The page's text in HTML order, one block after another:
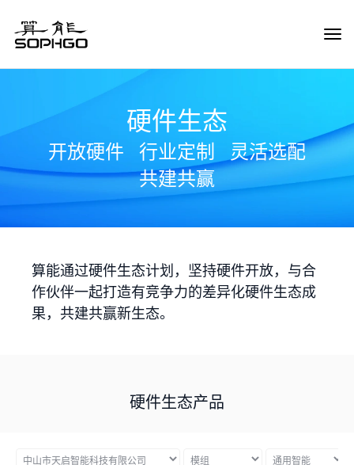
硬件生态
开放硬件 行业定制
灵活选配
共建共赢
算能通过硬件生态计划，坚持硬件开放，与合
作伙伴一起打造有竞争力的差异化硬件生态成
果，共建共赢新生态。
硬件生态产品